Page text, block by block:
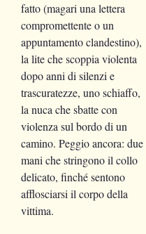
fatto (magari una lettera
compromettente o un
appuntamento clandestino),
la lite che scoppia violenta
dopo anni di silenzi e
trascuratezze, uno schiaffo,
la nuca che sbatte con
violenza sul bordo di un
camino. Peggio ancora: due
mani che stringono il collo
delicato, finché sentono
afflosciarsi il corpo della
vittima.